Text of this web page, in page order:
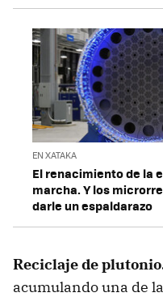
EN XATAKA
El renacimiento de la
marcha. Y los
darle un espaldarazo
Reciclaje de
acumulando una de